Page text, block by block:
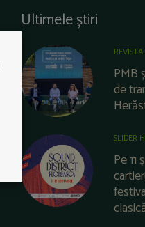
Ultimele știri
REVISTA
PMB
de
SLIDER
Pe